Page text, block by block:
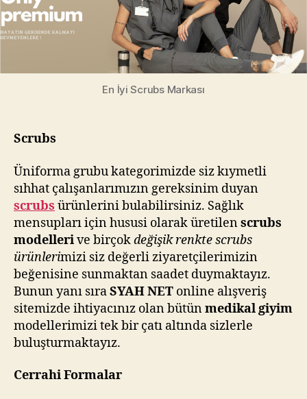
En İyi Scrubs Markası
Scrubs
Üniforma grubu kategorimizde siz kıymetli
sıhhat çalışanlarımızın gereksinim duyan
scrubs ürünlerini bulabilirsiniz. Sağlık
mensupları için hususi olarak üretilenscrubs
modellerive birçokdeğişik renkte scrubs
ürünlerimizi siz değerli ziyaretçilerimizin
beğenisine sunmaktan saadet duymaktayız.
Bunun yanı sıraSYAH NET online alışveriş
sitemizde ihtiyacınız olan bütünmedikal giyim
modellerimizi tek bir çatı altında sizlerle
buluşturmaktayız.
Cerrahi Formalar